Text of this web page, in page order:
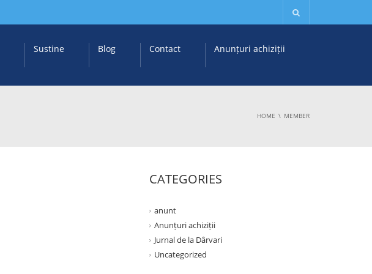
Sustine Blog Contact Anunțuri achiziții
HOME MEMBER
CATEGORIES
anunt
Anunțuri achiziții
Jurnal de la Dârvari
Uncategorized